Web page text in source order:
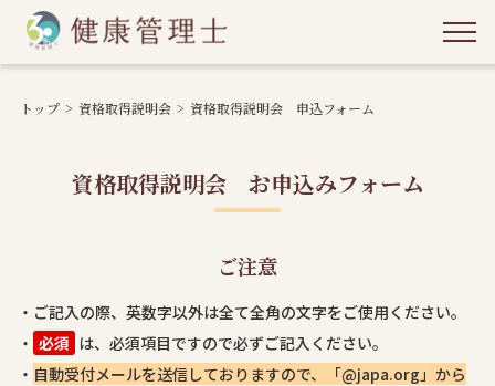
トップ 資格取得説明会 資格取得説明会 申込フォーム
資格取得説明会 お申込みフォーム
ご注意
・ご記入の際、英数字以外は全て全角の文字をご使用ください。
・ 必須 は、必須項目ですので必ずご記入ください。
・ 自動受付メールを送信しておりますので、「@japa.org」から